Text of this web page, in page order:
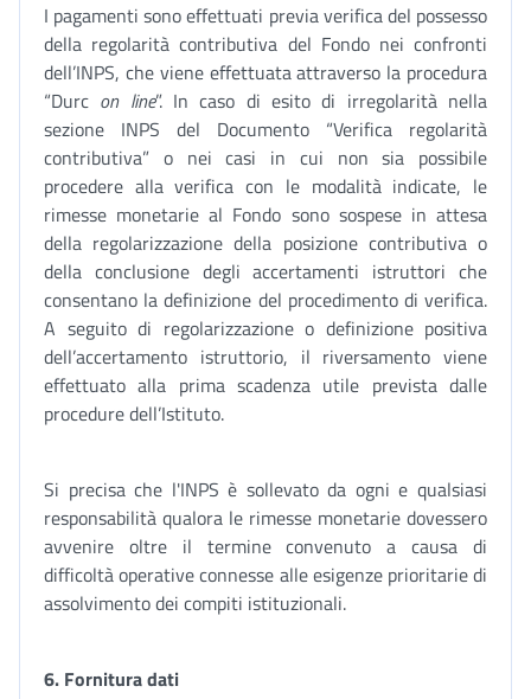
I pagamenti sono effettuati previa verifica del possesso
della regolarità contributiva del Fondo nei confronti
dell’INPS, che viene effettuata attraverso la procedura
“Durc on line”. In caso di esito di irregolarità nella
sezione INPS del Documento “Verifica regolarità
contributiva” o nei casi in cui non sia possibile
procedere alla verifica con le modalità indicate, le
rimesse monetarie al Fondo sono sospese in attesa
della regolarizzazione della posizione contributiva o
della conclusione degli accertamenti istruttori che
consentano la definizione del procedimento di verifica.
A seguito di regolarizzazione o definizione positiva
dell’accertamento istruttorio, il riversamento viene
effettuato alla prima scadenza utile prevista dalle
procedure dell’Istituto.
Si precisa che l'INPS è sollevato da ogni e qualsiasi
responsabilità qualora le rimesse monetarie dovessero
avvenire oltre il termine convenuto a causa di
difficoltà operative connesse alle esigenze prioritarie di
assolvimento dei compiti istituzionali.
6. Fornitura dati